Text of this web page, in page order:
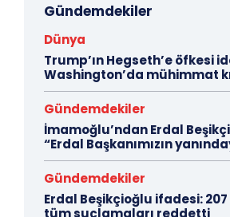
Gündemdekiler
Dünya
Trump’ın Hegseth’e öfkesi
Washington’da mühimmat
Gündemdekiler
İmamoğlu’ndan Erdal
“Erdal Başkanımızın
Gündemdekiler
Erdal Beşikçioğlu ifadesi:
tüm suçlamaları reddetti